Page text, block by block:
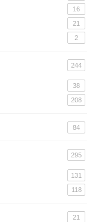
16
21
2
244
38
208
84
295
131
118
21